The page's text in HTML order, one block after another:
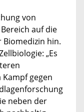
von
auf die
hin.
„Es
gegen
neben der